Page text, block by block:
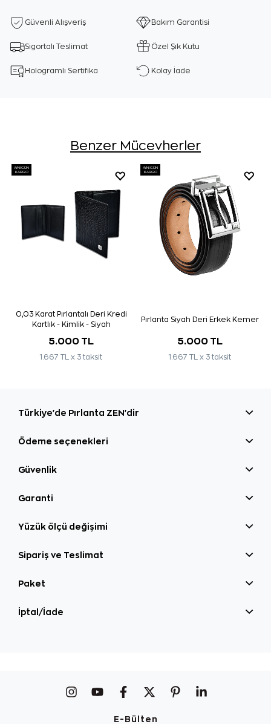
Güvenli Alışveriş Bakım Garantisi
Sigortalı Teslimat Özel Şık Kutu
Hologramlı Sertifika Kolay İade
Benzer Mücevherler
AYNI GÜN
KARGO
0,03 Karat Pırlantalı Deri Kredi
Kartlık - Kimlik - Siyah
5.000 TL
1.667 TL x 3 taksit
AYNI GÜN
KARGO
Pırlanta Siyah Deri Erkek Kemer
5.000 TL
1.667 TL x 3 taksit
Türkiye'de Pırlanta ZEN'dir
Ödeme seçenekleri
Güvenlik
Garanti
Yüzük ölçü değişimi
Sipariş ve Teslimat
Paket
İptal/İade
E-Bülten